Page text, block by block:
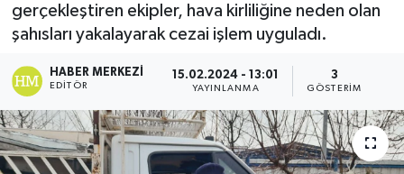
gerçekleştiren ekipler, hava kirliliğine neden olan
şahısları yakalayarak cezai işlem uyguladı.
HABER MERKEZI
EDITÖR
15.02.2024 - 13:01
YAYINLANMA
3
GÖSTERIM